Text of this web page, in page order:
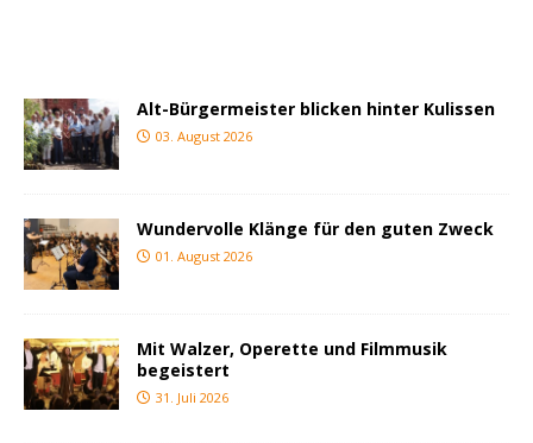
Alt-Bürgermeister blicken hinter Kulissen
03. August 2026
Wundervolle Klänge für den guten Zweck
01. August 2026
Mit Walzer, Operette und Filmmusik
begeistert
31. Juli 2026